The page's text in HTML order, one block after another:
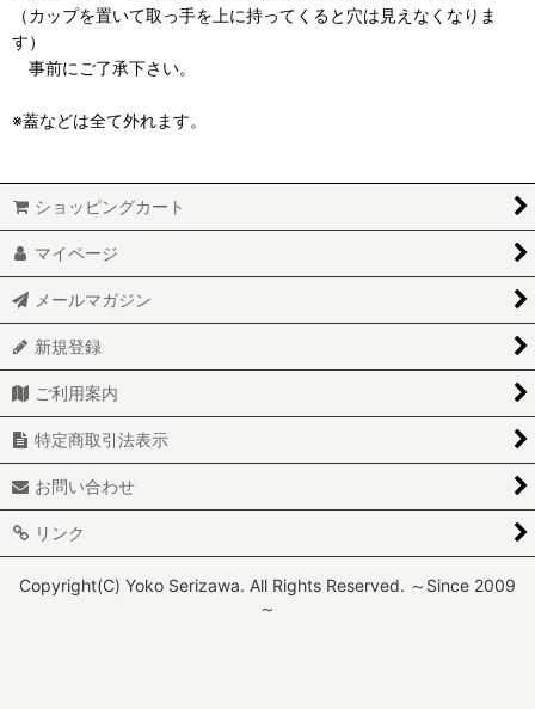
（カップを置いて取っ手を上に持ってくると穴は見えなくなりま
す）
事前にご了承下さい。
※蓋などは全て外れます。
ショッピングカート
マイページ
メールマガジン
新規登録
ご利用案内
特定商取引法表示
お問い合わせ
リンク
Copyright(C) Yoko Serizawa. All Rights Reserved. ～Since 2009
～